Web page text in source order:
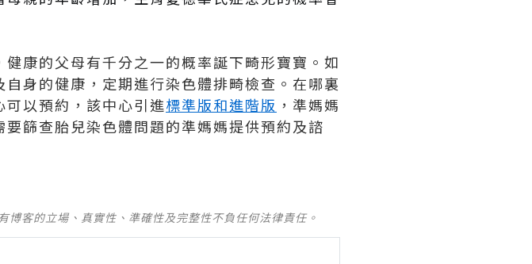
康的父母有千分之一的概率誕下畸形寶寶。如
身的健康，定期進行染色體排畸檢查。在哪裏
以預約，該中心引進標準版和進階版 ，準媽媽
篩查胎兒染色體問題的準媽媽提供預約及諮
客的立場、真實性、準確性及完整性不負任何法律責任。